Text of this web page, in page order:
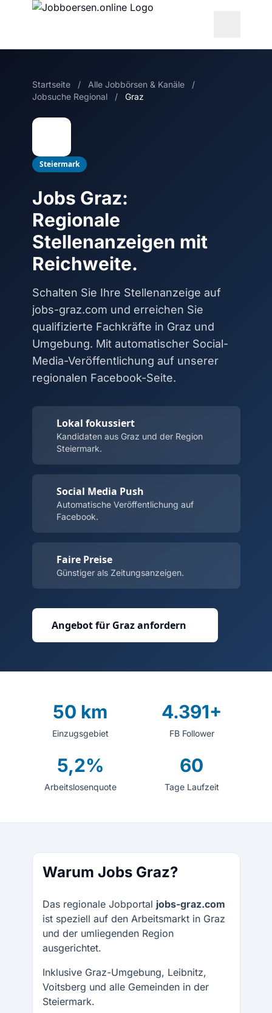
Startseite / Alle Jobbörsen & Kanäle
/
Jobsuche Regional
/ Graz
Steiermark
Jobs Graz:
Regionale
Stellenanzeigen mit
Reichweite.
Schalten Sie Ihre Stellenanzeige auf
jobs-graz.com und erreichen Sie
qualifizierte Fachkräfte in Graz und
Umgebung. Mit automatischer Social-
Media-Veröffentlichung auf unserer
regionalen Facebook-Seite.
Lokal fokussiert
Kandidaten aus Graz und der Region
Steiermark.
Social Media Push
Automatische Veröffentlichung auf
Facebook.
Faire Preise
Günstiger als Zeitungsanzeigen.
Angebot für Graz anfordern
50 km
Einzugsgebiet
4.391+
FB Follower
5,2%
Arbeitslosenquote
60
Tage Laufzeit
Warum Jobs Graz?
Das regionale Jobportal jobs-graz.com
ist speziell auf den Arbeitsmarkt in Graz
und der umliegenden Region
ausgerichtet.
Inklusive Graz-Umgebung, Leibnitz,
Voitsberg und alle Gemeinden in der
Steiermark.